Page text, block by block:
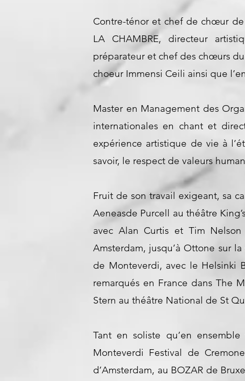
Contre-ténor et chef de chœur de
LA CHAMBRE, directeur
préparateur et chef des chœurs
choeur Immensi Ceili ainsi que
Master en Management des
internationales en chant et
expérience artistique de vie à
savoir, le respect de valeurs
Fruit de son travail exigeant, sa
Aeneasde Purcell au théâtre
avec Alan Curtis et Tim
Amsterdam, jusqu’à Ottone sur
de Monteverdi, avec le Helsinki
remarqués en France dans The
Stern au théâtre National de St
Tant en soliste qu’en
Monteverdi Festival de
d’Amsterdam, au BOZAR de